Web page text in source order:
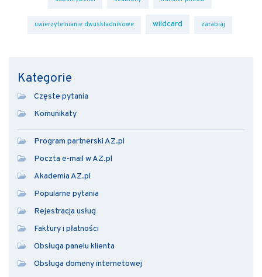
uwierzytelnianie dwuskładnikowe wildcard zarabiaj
Kategorie
Częste pytania
Komunikaty
Program partnerski AZ.pl
Poczta e-mail w AZ.pl
Akademia AZ.pl
Popularne pytania
Rejestracja usług
Faktury i płatności
Obsługa panelu klienta
Obsługa domeny internetowej